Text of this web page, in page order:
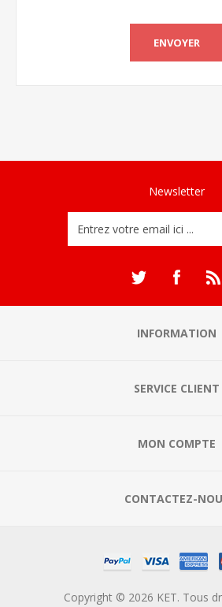
Newsletter
INFORMATION
SERVICE CLIENT
MON COMPTE
CONTACTEZ-
Copyright © 2026 KET. Tous